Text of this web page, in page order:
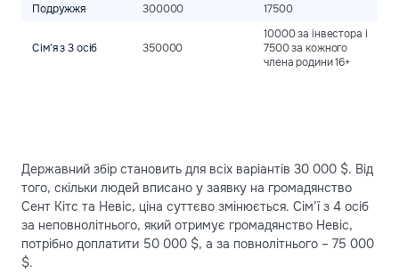
Подружжя
300000 17500
Сім’я з 3 осіб 350000
10000 за інвестора і
7500 за кожного
члена родини 16+
Державний збір становить для всіх варіантів 30 000 $. Від
того, скільки людей вписано у заявку на громадянство
Сент Кітс та Невіс, ціна суттєво змінюється. Сім’ї з 4 осіб
за неповнолітнього, який отримує громадянство Невіс,
потрібно доплатити 50 000 $, а за повнолітнього – 75 000
$.